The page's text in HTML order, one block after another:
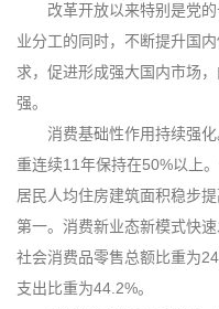
改革开放以来特别是党
业分工的同时，不断提升国
求，促进形成强大国内市场
强。
消费基础性作用持续强
重连续11年保持在50%以上
居民人均住房建筑面积稳步
第一。消费新业态新模式快
社会消费品零售总额比重为
支出比重为44.2%。